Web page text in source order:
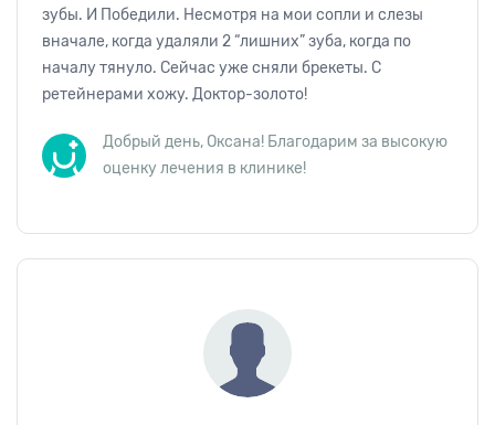
зубы. И Победили. Несмотря на мои сопли и слезы
вначале, когда удаляли 2 “лишних” зуба, когда по
началу тянуло. Сейчас уже сняли брекеты. С
ретейнерами хожу. Доктор-золото!
Добрый день, Оксана! Благодарим за высокую
оценку лечения в клинике!